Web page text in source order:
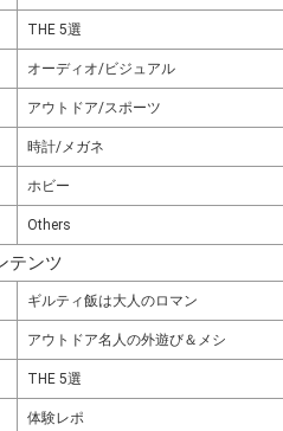
THE 5選
オーディオ/ビジュアル
アウトドア/スポーツ
時計/メガネ
ホビー
Others
テンツ
ギルティ飯は大人のロマン
アウトドア名人の外遊び＆メシ
THE 5選
体験レポ